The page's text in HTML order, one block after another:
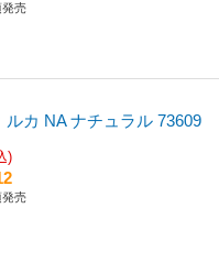
発売
ルカ NA ナチュラル 73609
)
発売